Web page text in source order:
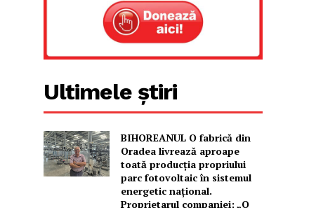
Ultimele știri
BIHOREANUL O fabrică din
Oradea livrează aproape
toată producția propriului
parc fotovoltaic în sistemul
energetic național.
Proprietarul companiei: „O